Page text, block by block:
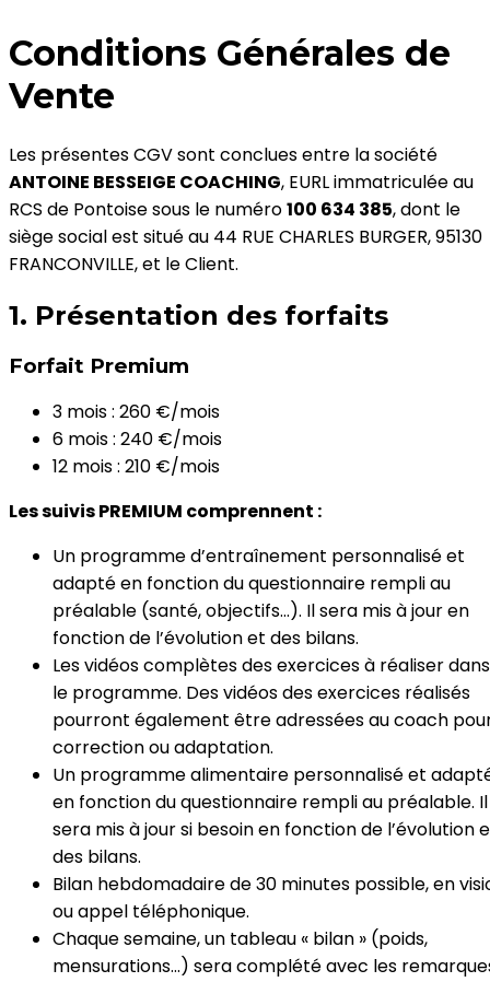
Conditions Générales de
Vente
Les présentes CGV sont conclues entre la société
ANTOINE BESSEIGE COACHING, EURL immatriculée au
RCS de Pontoise sous le numéro100 634 385, dont le
siège social est situé au 44 RUE CHARLES BURGER, 95130
FRANCONVILLE, et le Client.
1. Présentation des forfaits
Forfait Premium
3 mois : 260 €/mois
6 mois : 240 €/mois
12 mois : 210 €/mois
Les suivis PREMIUM comprennent :
Un programme d’entraînement personnalisé et
adapté en fonction du questionnaire rempli au
préalable (santé, objectifs...). Il sera mis à jour en
fonction de l’évolution et des bilans.
Les vidéos complètes des exercices à réaliser dans
le programme. Des vidéos des exercices réalisés
pourront également être adressées au coach
correction ou adaptation.
Un programme alimentaire personnalisé et
en fonction du questionnaire rempli au préalable. Il
sera mis à jour si besoin en fonction de l’évolution
des bilans.
Bilan hebdomadaire de 30 minutes possible, en
ou appel téléphonique.
Chaque semaine, un tableau « bilan » (poids,
mensurations...) sera complété avec les